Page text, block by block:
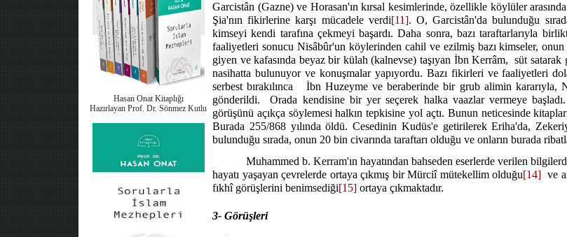
Hasan Onat Kitaplığı
Hazırlayan Prof. Dr. Sönmez Kutlu
Garcistân (Gazne) ve Horasan'ın kırsal kesimlerinde, özellikle köylüler
Şia'nın fikirlerine karşı mücadele verdi[11]. O, Garcistân'da bulunduğu
kimseyi kendi tarafına çekmeyi başardı. Daha sonra, bazı taraftarlarıyla
faaliyetleri sonucu Nisâbûr'un köylerinden cahil ve ezilmiş bazı kimseler,
giyen ve kafasında beyaz bir külah (kalnevse) taşıyan İbn Kerrâm,
süt satarak
nasihatta bulunuyor ve konuşmalar yapıyordu. Bazı fikirleri ve faaliyetleri
serbest bırakılınca
İbn Huzeyme ve beraberinde bir grub alimin kararıyla,
gönderildi.
Orada kendisine bir yer seçerek halka vaazlar vermeye
görüşünü açıkça söylemesi halkın tepkisine yol açtı. Bunun neticesinde
Burada 255/868 yılında öldü. Cesedinin Kudüs'e getirilerek Eriha'da,
bulunduğu sırada, onun 20 bin civarında taraftarı olduğu ve onların burada
Muhammed b. Kerram'ın hayatından bahseden eserlerde verilen
hayatı yaşayan çevrelerde ortaya çıkmış bir Mürciî mütekellim olduğu[14] ve
fıkhî görüşlerini benimsediği[15] ortaya çıkmaktadır.
3- Görüşleri